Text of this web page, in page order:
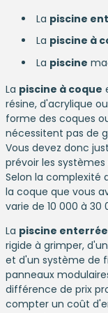
La piscine
La piscine à
La piscine
La piscine à coque
résine, d'acrylique
forme des coques
nécessitent pas de
Vous devez donc
prévoir les
Selon la complexité
la coque que vous
varie de 10 000 à 30
La piscine enterrée
rigide à grimper,
et d'un système de
panneaux
différence de prix
compter un coût